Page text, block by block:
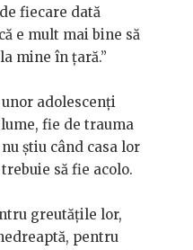
fiecare dată
e mult mai bine să
mine în țară.”
adolescenți
fie de trauma
știu când casa lor
să fie acolo.
greutățile lor,
pentru